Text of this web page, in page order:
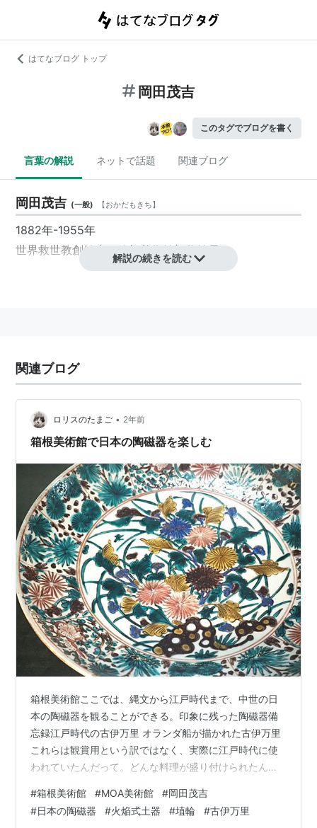
はてなブログ トップ
岡田茂吉
このタグでブログを書く
言葉の解説 ネットで話題 関連ブログ
岡田茂吉 (一般) 【おかだもきち】
1882年-1955年
世界救世教創始者。箱根美術館初代館長
解説の続きを読む
関連ブログ
ロリスのたまご • 2年前
箱根美術館で日本の陶磁器を楽しむ
箱根美術館ここでは、縄文から江戸時代まで、中世の日
本の陶磁器を観ることができる。印象に残った陶磁器備
忘録江戸時代の古伊万里 オランダ船が描かれた古伊万里
これらは観賞用という訳ではなく、実際に江戸時代に使
われていたんだって。どんな料理が盛り付けられたんで
しぶり♪兎の埴輪 兎の埴輪は、大変めずらしいみたい。こ
れ、本当に兎？？でっかい壺たち これらはお酒を造った
#箱根美術館 #MOA美術館 #岡田茂吉
#日本の陶磁器 #火焔式土器 #埴輪 #古伊万里